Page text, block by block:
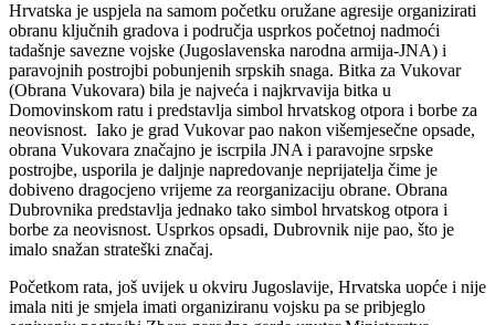
Hrvatska je uspjela na samom početku oružane agresije organizirati
obranu ključnih gradova i područja usprkos početnoj nadmoći
tadašnje savezne vojske (Jugoslavenska narodna armija-JNA) i
paravojnih postrojbi pobunjenih srpskih snaga. Bitka za Vukovar
(Obrana Vukovara) bila je najveća i najkrvavija bitka u
Domovinskom ratu i predstavlja simbol hrvatskog otpora i borbe za
neovisnost. Iako je grad Vukovar pao nakon višemjesečne opsade,
obrana Vukovara značajno je iscrpila JNA i paravojne srpske
postrojbe, usporila je daljnje napredovanje neprijatelja čime je
dobiveno dragocjeno vrijeme za reorganizaciju obrane. Obrana
Dubrovnika predstavlja jednako tako simbol hrvatskog otpora i
borbe za neovisnost. Usprkos opsadi, Dubrovnik nije pao, što je
imalo snažan strateški značaj.
Početkom rata, još uvijek u okviru Jugoslavije, Hrvatska uopće i nije
imala niti je smjela imati organiziranu vojsku pa se pribjeglo